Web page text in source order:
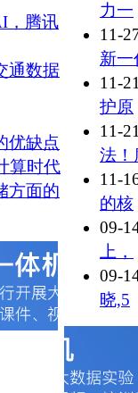
，腾讯
通数据
优缺点
算时代
方面的
力一
11-
新一
11-
护原
11-
法！
11-
的核
09-
上，
09-
晓,5